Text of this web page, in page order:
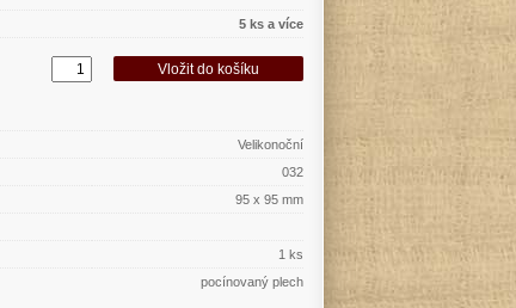
5 ks a více
Velikonoční
032
95 x 95 mm
1 ks
pocínovaný plech